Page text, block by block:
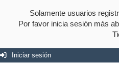
Solamente usuarios
Por favor inicia sesión más
Iniciar sesión